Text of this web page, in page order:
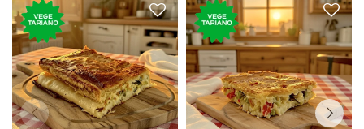
Porción de tarta rellena de
puerro, cebolla y morrón.
Porción de tarta rellena con
zapallitos, cebolla y morrón.